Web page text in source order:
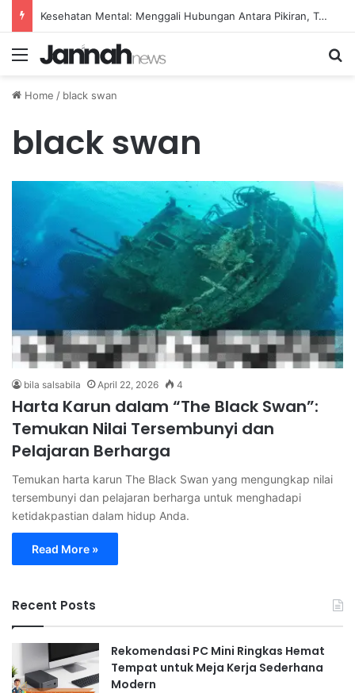
Kesehatan Mental: Menggali Hubungan Antara Pikiran, Tubuh, dan Emosi secara Mendalam
Menu
Home / black swan
black swan
bila salsabila April 22, 2026 4
Harta Karun dalam “The Black Swan”:
Temukan Nilai Tersembunyi dan
Pelajaran Berharga
Temukan harta karun The Black Swan yang mengungkap nilai
tersembunyi dan pelajaran berharga untuk menghadapi
ketidakpastian dalam hidup Anda.
Read More »
Recent Posts
Rekomendasi PC Mini Ringkas Hemat
Tempat untuk Meja Kerja Sederhana
Modern